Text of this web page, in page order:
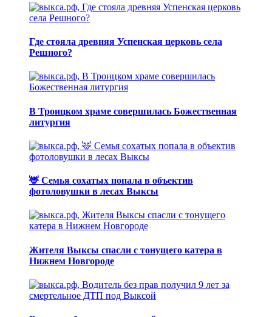
Где стояла древняя Успенская церковь села
Решного?
В Троицком храме совершилась Божественная
литургия
🦌 Семья сохатых попала в объектив
фотоловушки в лесах Выксы
Жителя Выксы спасли с тонущего катера в
Нижнем Новгороде